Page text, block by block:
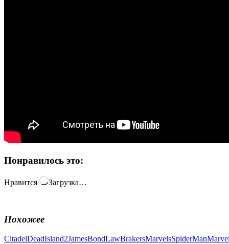
Понравилось это:
Нравится Загрузка…
Похожее
CitadelDeadIsland2JamesBondLawBrakersMarvelsSpiderMan